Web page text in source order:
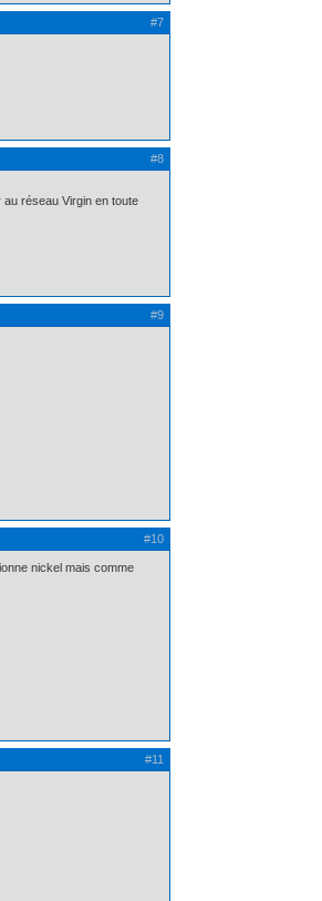
#7
#8
réseau Virgin en toute
#9
#10
nickel mais comme
#11